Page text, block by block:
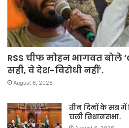
RSS चीफ मोहन भागवत बोले
सही, वे देश-विरोधी नहीं’.
August 6, 2026
तीन दिनों के सत्र में
चली विधानसभा.